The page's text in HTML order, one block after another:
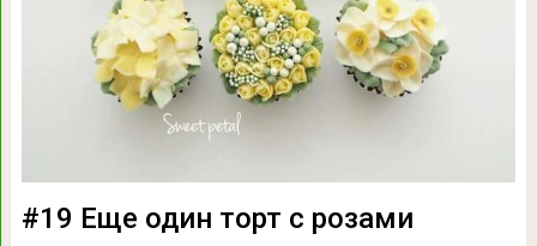
#19 Еще один торт с розами